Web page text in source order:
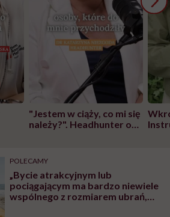
"Jestem w ciąży, co mi się
należy?". Headhunter o
pracy
POLECAMY
„Bycie atrakcyjnym lub
pociągającym ma bardzo niewiele
wspólnego z rozmiarem ubrań,